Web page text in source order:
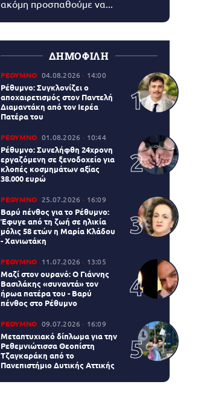
ακόμη προσπαθούμε να...
ΔΗΜΟΦΙΛΗ
ΡΕΘΥΜΝΟ 04.08.2026 14:00
Ρέθυμνο: Συγκλονίζει ο
αποχαιρετισμός στον Παντελή
Διαμαντάκη από τον Ιερέα
Πατέρα του
ΡΕΘΥΜΝΟ 01.08.2026 10:44
Ρέθυμνο: Συνελήφθη 24χρονη
εργαζόμενη σε ξενοδοχείο για
κλοπές κοσμημάτων αξίας
38.000 ευρώ
ΡΕΘΥΜΝΟ 25.07.2026 16:09
Βαρύ πένθος για το Ρέθυμνο:
Έφυγε από τη ζωή σε ηλικία
μόλις 58 ετών η Μαρία Κλάδου
- Χανιωτάκη
ΡΕΘΥΜΝΟ 11.07.2026 13:05
Μαζί στον ουρανό: Ο Γιάννης
Βασιλάκης «συναντά» τον
ήρωα πατέρα του - Βαρύ
πένθος στο Ρέθυμνο
ΡΕΘΥΜΝΟ 09.07.2026 16:09
Μεταπτυχιακό δίπλωμα για την
Ρεθεμνιώτισσα Θεοπίστη
Τζαγκαράκη από το
Πανεπιστήμιο Δυτικής Αττικής